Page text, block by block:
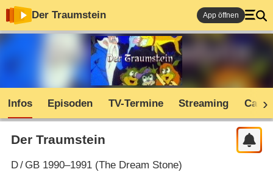
Der Traumstein App öffnen
Infos Episoden TV-Termine Streaming Cast
Der Traumstein
D/ GB1990–1991 (The Dream Stone)